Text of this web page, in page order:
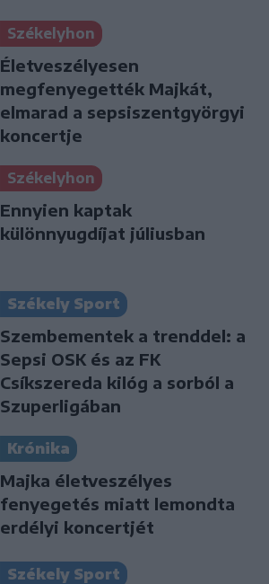
Székelyhon
Életveszélyesen
megfenyegették Majkát,
elmarad a sepsiszentgyörgyi
koncertje
Székelyhon
Ennyien kaptak
különnyugdíjat júliusban
Székely Sport
Szembementek a trenddel: a
Sepsi OSK és az FK
Csíkszereda kilóg a sorból a
Szuperligában
Krónika
Majka életveszélyes
fenyegetés miatt lemondta
erdélyi koncertjét
Székely Sport